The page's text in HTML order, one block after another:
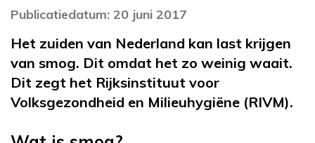
Publicatiedatum: 20 juni 2017
Het zuiden van Nederland kan last krijgen
van smog. Dit omdat het zo weinig waait.
Dit zegt het Rijksinstituut voor
Volksgezondheid en Milieuhygiëne (RIVM).